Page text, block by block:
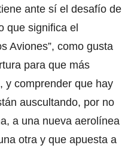
ante sí el desafío de
que significa el
Aviones”, como gusta
para que más
y comprender que hay
auscultando, por no
a una nueva aerolínea
otra y que apuesta a